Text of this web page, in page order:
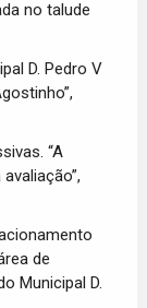
no talude
D. Pedro V
“A
de
Municipal D.